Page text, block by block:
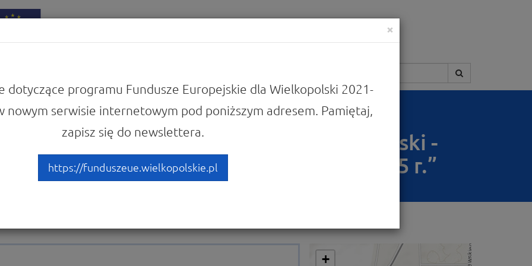
„Fundusze Europejskie dla Wielkopolski -
działania w pierwszym kwartale 2025 r.”
+
×
dotyczące programu Fundusze Europejskie dla Wielkopolski 2021-
nowym serwisie internetowym pod poniższym adresem. Pamiętaj,
zapisz się do newslettera.
https://funduszeue.wielkopolskie.pl